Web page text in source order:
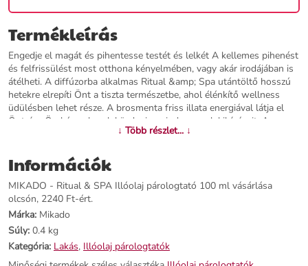
Termékleírás
Engedje el magát és pihentesse testét és lelkét A kellemes pihenést
és felfrissülést most otthona kényelmében, vagy akár irodájában is
átélheti. A diffúzorba alkalmas Ritual &amp; Spa utántöltő hosszú
hetekre elrepíti Önt a tiszta természetbe, ahol élénkítő wellness
üdülésben lehet része. A brosmenta friss illata energiával látja el
Önt, így Ön képes lesz leküzdeni a mindennapok kihívásait. A
frissítő koktél fokozatosan oldódik fel, a behelyezett pálcáknak hála
forgatásával növelhető az illat intenzitása. Illatosítsa be otthonát a
MIKADO diffúzorokkal!
További információk>>
↓ Több részlet... ↓
Információk
MIKADO - Ritual & SPA Illóolaj párologtató 100 ml vásárlása
olcsón, 2240 Ft-ért.
Márka: Mikado
Súly: 0.4 kg
Kategória: Lakás, Illóolaj párologtatók